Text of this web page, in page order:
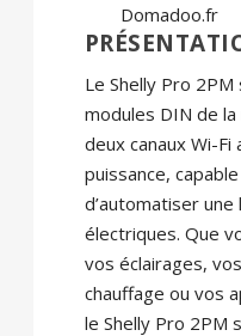
Domadoo.fr
Le Shelly Pro 2PM
modules DIN de
deux canaux Wi-
puissance,
d’automatiser
électriques. Que
vos éclairages,
chauffage ou vos
le Shelly Pro 2PM